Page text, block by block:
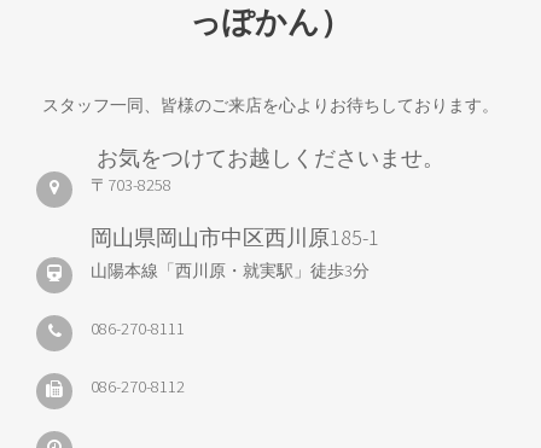
っぽかん）
スタッフ一同、皆様のご来店を心よりお待ちしております。
お気をつけてお越しくださいませ。
〒703-8258
岡山県岡山市中区西川原185-1
山陽本線「西川原・就実駅」徒歩3分
086-270-8111
086-270-8112